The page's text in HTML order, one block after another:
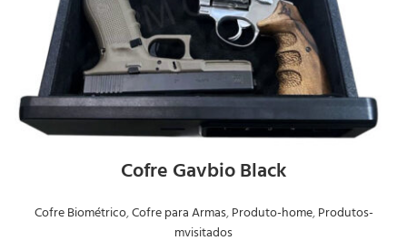
Cofre Gavbio Black
Cofre Biométrico,Cofre para Armas,Produto-home,Produtos-
mvisitados